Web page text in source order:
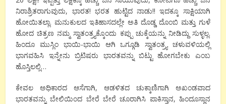
ನಿರಾಶ್ರಿತರಾಗುವುದು, ಭಾರತ! ಭರತ ಹುಟ್ಟಿದ ನಾಡು!! ಇದಕ್ಕೂ ಸಾಕ್ಷಿಯಾಗಿ
ಹೋಯಿತಲ್ಲಾ. ಮನುಕುಲದ ಇತಿಹಾಸದಲ್ಲೇ ಅತಿ ದೊಡ್ಡ ದೊಂಬಿ ಮತ್ತು ಗುಳೆ
ಹೋದ ಚಿತ್ರಣ ನಮ್ಮ ಸ್ವಾತಂತ್ರ್ಯಕ್ಕೊಂದು ಕಪ್ಪು ಚುಕ್ಕೆಯನ್ನು ನೀಡಿದ್ದು ಸುಳ್ಳಲ್ಲ.
ಹಿಂದೂ ಮುಸ್ಲಿಂ ಭಾಯಿ-ಭಾಯಿ ಆಗಿ ಒಗ್ಗೂಡಿ ಸ್ವಾತಂತ್ರ್ಯ ಚಳುವಳಿಯಲ್ಲಿ
ಭಾಗವಹಿಸಿ ಇನ್ನೇನು ಬ್ರಿಟಿಷರು ಭಾರತವನ್ನು ಬಿಟ್ಟು ಹೋಗಬೇಕು ಎಂಬ
ಹೊಸ್ತಿಲಲ್ಲಿ…
ಕೇವಲ ಅಧಿಕಾರದ ಆಸೆಗಾಗಿ, ಆಡಳಿತದ ಚುಕ್ಕಾಣಿಗಾಗಿ ಅಖಂಡವಾದ
ಭಾರತವನ್ನು ಬೇಲಿಯಿಂದ ಬೇರೆ ಬೇರೆ ಚೂರಾಗಿಸಿ ಪಾಕಿಸ್ತಾನ, ಹಿಂದೂಸ್ಥಾನ